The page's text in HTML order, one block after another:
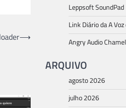
⟶
Leppsoft SoundPad
Link Diário da A
Angry Audio
ARQUIVO
agosto 2026
julho 2026